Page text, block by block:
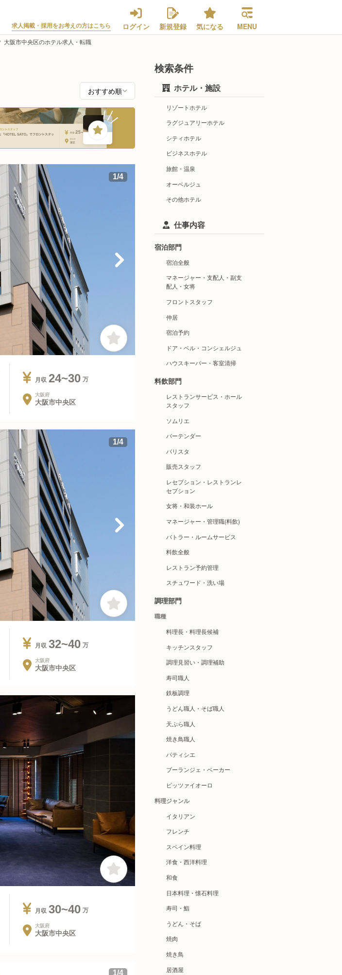
求人掲載・採用をお考えの方はこちら ログイン 新規登録 気になる MENU
大阪市中央区のホテル求人・転職
1/4
月収 24~30
大阪府
大阪市中央区
1/4
月収 32~40
大阪府
大阪市中央区
月収 30~40
大阪府
大阪市中央区
1/4
検索条件
ホテル・施設
リゾートホテル
ラグジュアリーホテル
シティホテル
ビジネスホテル
旅館・温泉
オーベルジュ
その他ホテル
仕事内容
宿泊部門
宿泊全般
マネージャー・支配人・副支
配人・女将
フロントスタッフ
仲居
宿泊予約
ドア・ベル・コンシェルジュ
ハウスキーパー・客室清掃
料飲部門
レストランサービス・ホール
スタッフ
ソムリエ
バーテンダー
バリスタ
販売スタッフ
レセプション・レストランレ
セプション
女将・和装ホール
マネージャー・管理職(料飲)
バトラー・ルームサービス
料飲全般
レストラン予約管理
スチュワード・洗い場
調理部門
職種
料理長・料理長候補
キッチンスタッフ
調理見習い・調理補助
寿司職人
鉄板調理
うどん職人・そば職人
天ぷら職人
焼き鳥職人
パティシエ
ブーランジェ・ベーカー
ピッツァイオーロ
料理ジャンル
イタリアン
フレンチ
スペイン料理
洋食・西洋料理
和食
日本料理・懐石料理
寿司・鮨
うどん・そば
焼肉
焼き鳥
居酒屋